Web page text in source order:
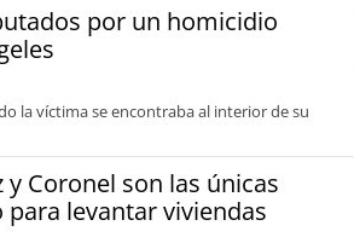
por un homicidio
la víctima se encontraba al interior de su
y Coronel son las únicas
levantar viviendas